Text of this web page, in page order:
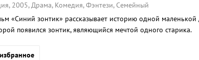
2005, Драма, Комедия, Фэнтези, Семейный
«Синий зонтик» рассказывает историю одной маленькой
появился зонтик, являющийся мечтой одного старика.